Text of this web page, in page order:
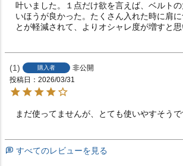
叶いました。１点だけ欲を言えば、ベルト
いほうが良かった。たくさん入れた時に肩
とが軽減されて、よりオシャレ度が増すと思
1 購入者
非公開
投稿日
2026/03/31
まだ使ってませんが、とても使いやすそうで
すべてのレビューを見る